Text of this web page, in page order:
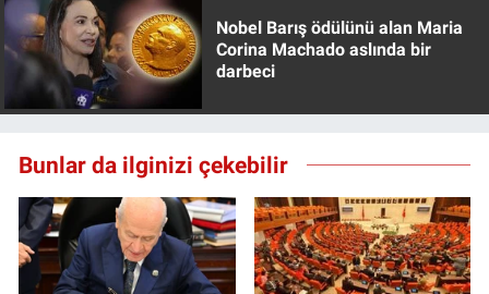
Nobel Barış ödülünü alan Maria
Corina Machado aslında bir
darbeci
Bunlar da ilginizi çekebilir